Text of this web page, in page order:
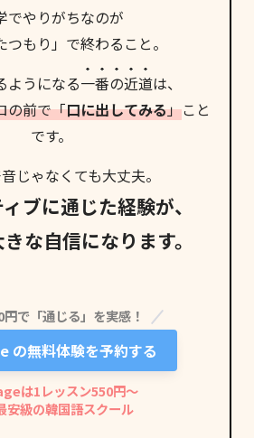
でやりがちなのが
つもり」で終わること。
ようになる一番の近道は、
の前で「口に出してみる」こと
です。
じゃなくても大丈夫。
ブに通じた経験が、
な自信になります。
円で「通じる」を実感！
の無料体験を予約する
は1レッスン550円〜
安級の韓国語スクール